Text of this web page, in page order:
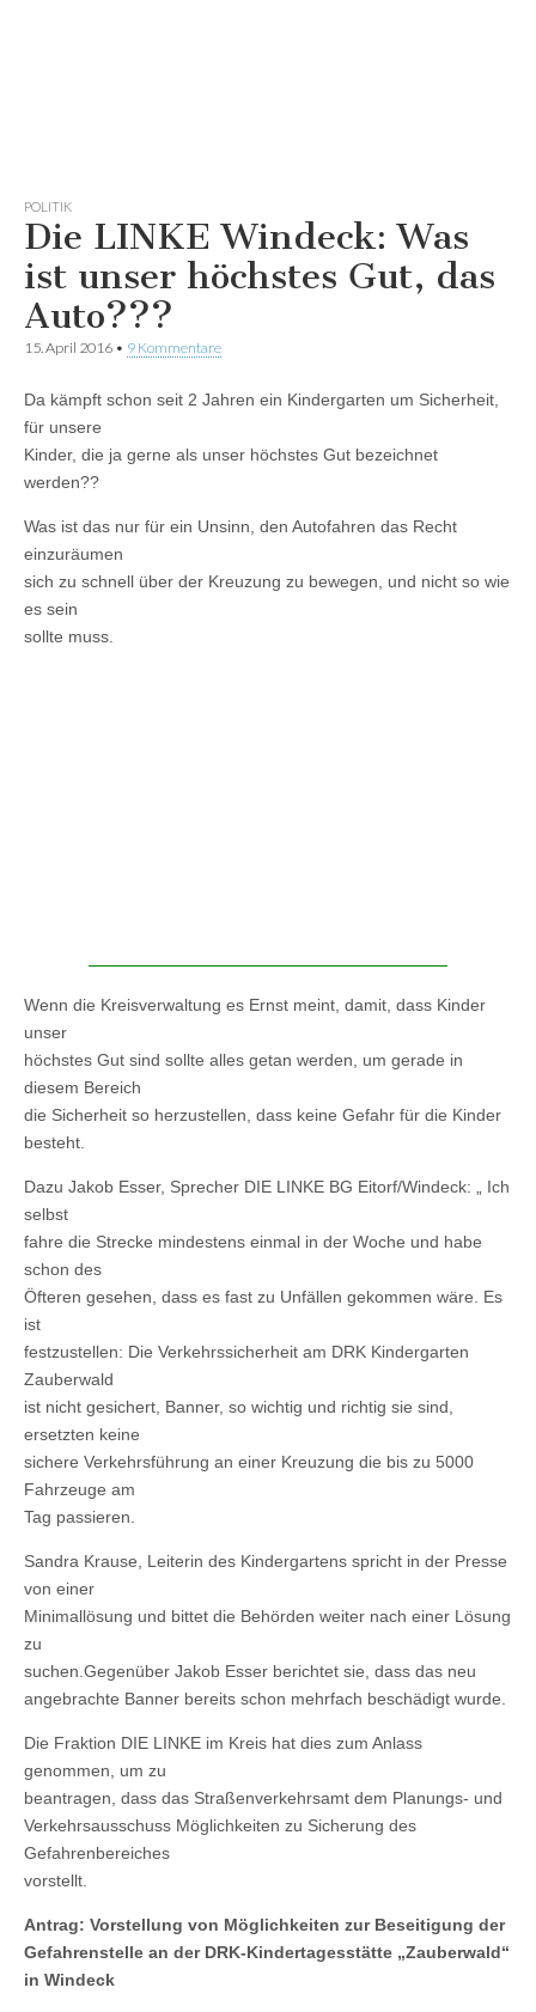
POLITIK
Die LINKE Windeck: Was
ist unser höchstes Gut, das
Auto???
15. April 2016 • 9 Kommentare
Da kämpft schon seit 2 Jahren ein Kindergarten um Sicherheit,
für unsere
Kinder, die ja gerne als unser höchstes Gut bezeichnet
werden??
Was ist das nur für ein Unsinn, den Autofahren das Recht
einzuräumen
sich zu schnell über der Kreuzung zu bewegen, und nicht so wie
es sein
sollte muss.
Wenn die Kreisverwaltung es Ernst meint, damit, dass Kinder
unser
höchstes Gut sind sollte alles getan werden, um gerade in
diesem Bereich
die Sicherheit so herzustellen, dass keine Gefahr für die Kinder
besteht.
Dazu Jakob Esser, Sprecher DIE LINKE BG Eitorf/Windeck: „ Ich
selbst
fahre die Strecke mindestens einmal in der Woche und habe
schon des
Öfteren gesehen, dass es fast zu Unfällen gekommen wäre. Es
ist
festzustellen: Die Verkehrssicherheit am DRK Kindergarten
Zauberwald
ist nicht gesichert, Banner, so wichtig und richtig sie sind,
ersetzten keine
sichere Verkehrsführung an einer Kreuzung die bis zu 5000
Fahrzeuge am
Tag passieren.
Sandra Krause, Leiterin des Kindergartens spricht in der Presse
von einer
Minimallösung und bittet die Behörden weiter nach einer Lösung
zu
suchen.Gegenüber Jakob Esser berichtet sie, dass das neu
angebrachte Banner bereits schon mehrfach beschädigt wurde.
Die Fraktion DIE LINKE im Kreis hat dies zum Anlass
genommen, um zu
beantragen, dass das Straßenverkehrsamt dem Planungs- und
Verkehrsausschuss Möglichkeiten zu Sicherung des
Gefahrenbereiches
vorstellt.
Antrag: Vorstellung von Möglichkeiten zur Beseitigung der
Gefahrenstelle an der DRK-Kindertagesstätte „Zauberwald“
in Windeck